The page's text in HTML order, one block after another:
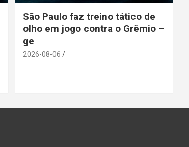
São Paulo faz treino tático de
olho em jogo contra o Grêmio –
ge
2026-08-06